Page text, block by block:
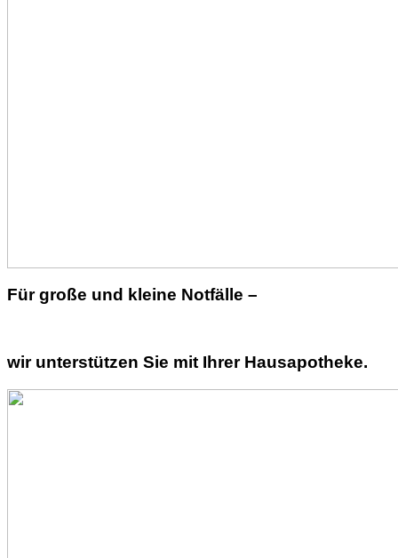
Für große und kleine Notfälle –
wir unterstützen Sie mit Ihrer Hausapotheke.